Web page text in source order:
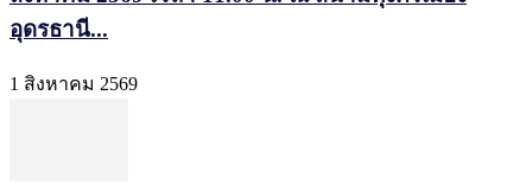
อุดรธานี...
1 สิงหาคม 2569